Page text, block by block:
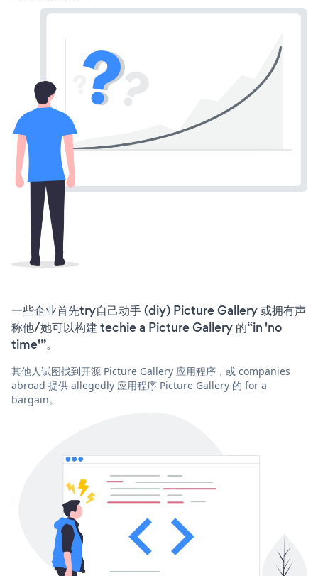
一些企业首先try自己动手 (diy) Picture Gallery 或拥有声
称他/她可以构建 techie a Picture Gallery 的“in 'no
time'”。
其他人试图找到开源 Picture Gallery 应用程序，或 companies
abroad 提供 allegedly 应用程序 Picture Gallery 的 for a
bargain。